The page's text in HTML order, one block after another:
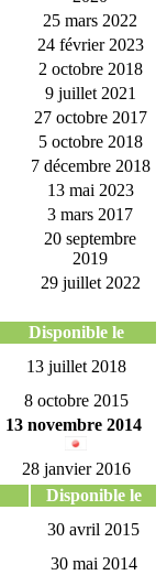
25 mars 2022
24 février 2023
2 octobre 2018
9 juillet 2021
27 octobre 2017
5 octobre 2018
7 décembre 2018
13 mai 2023
3 mars 2017
20 septembre
2019
29 juillet 2022
Disponible le
13 juillet 2018
8 octobre 2015
13 novembre 2014
28 janvier 2016
Disponible le
30 avril 2015
30 mai 2014